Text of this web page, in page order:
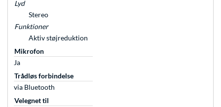
Lyd
Stereo
Funktioner
Aktiv støjreduktion
Mikrofon
Ja
Trådløs forbindelse
via Bluetooth
Velegnet til